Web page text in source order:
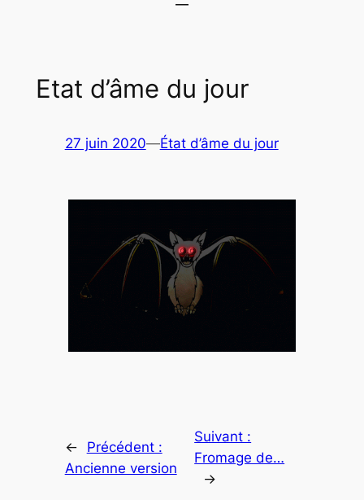
Etat d’âme du jour
27 juin 2020—État d’âme du jour
←
Précédent :
Ancienne version
Suivant :
Fromage de…
→